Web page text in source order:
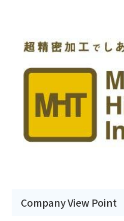
Company View Point